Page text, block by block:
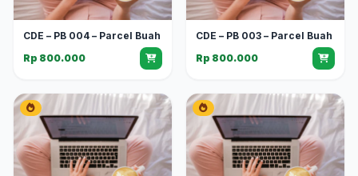
CDE – PB 004 – Parcel Buah
Rp 800.000
CDE – PB 003 – Parcel Buah
Rp 800.000